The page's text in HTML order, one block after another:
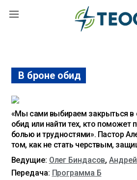
В броне обид
«Мы сами выбираем закрыться в
обид или найти тех, кто поможет
болью и трудностями». Пастор
том, как не стать черствым,
Ведущие: Олег Биндасов,
Передача: Программа Б